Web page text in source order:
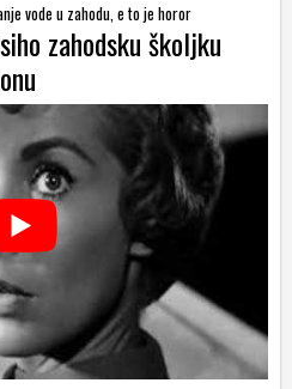
vode u zahodu, e to je horor
zahodsku školjku